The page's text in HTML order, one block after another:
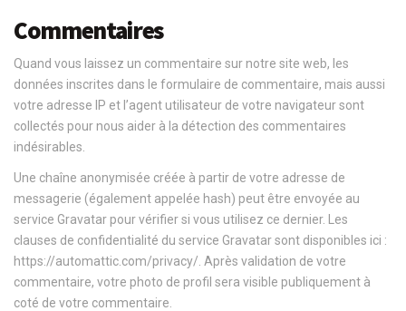
Commentaires
Quand vous laissez un commentaire sur notre site web, les
données inscrites dans le formulaire de commentaire, mais aussi
votre adresse IP et l’agent utilisateur de votre navigateur sont
collectés pour nous aider à la détection des commentaires
indésirables.
Une chaîne anonymisée créée à partir de votre adresse de
messagerie (également appelée hash) peut être envoyée au
service Gravatar pour vérifier si vous utilisez ce dernier. Les
clauses de confidentialité du service Gravatar sont disponibles ici :
https://automattic.com/privacy/. Après validation de votre
commentaire, votre photo de profil sera visible publiquement à
coté de votre commentaire.